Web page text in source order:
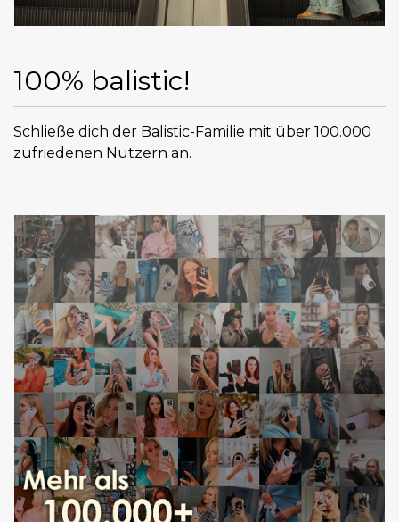
100% balistic!
Schließe dich der Balistic-Familie mit über 100.000
zufriedenen Nutzern an.